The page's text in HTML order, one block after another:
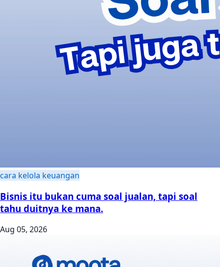
cara kelola keuangan
Bisnis itu bukan cuma soal jualan, tapi soal
tahu duitnya ke mana.
Aug 05, 2026